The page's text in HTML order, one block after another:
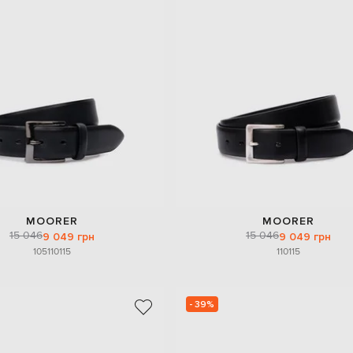
MOORER
15 0469 049 грн
105110115
MOORER
15 0469 049 грн
110115
- 39%